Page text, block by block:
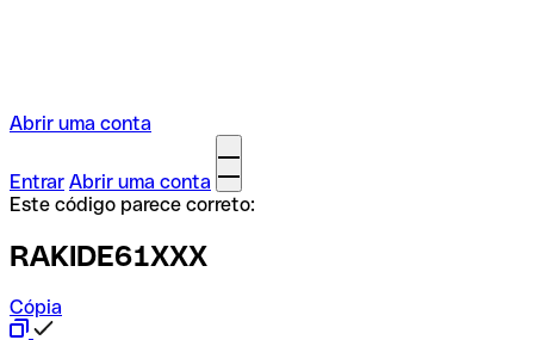
Abrir uma conta
Entrar Abrir uma conta
Este código parece correto:
RAKIDE61XXX
Cópia